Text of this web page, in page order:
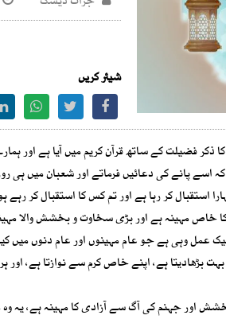
شیئر کریں
ذکر فضیلت کے ساتھ قرآن کریم میں آیا ہے اور
پانے کی دعائیں فرماتے اور شعبان میں ہی
استقبال کر رہا ہے اور تم کس کا استقبال کر
کا خاص مہینہ ہے اور بڑی سخاوت و بخشش والا
وہی ہے جو عام مہینوں اور عام دنوں میں
بڑھادیتا ہے، اپنے خاص کرم سے نوازتا ہے،
بخشش اور جہنم کی آگ سے آزادی کا مہینہ ہے،